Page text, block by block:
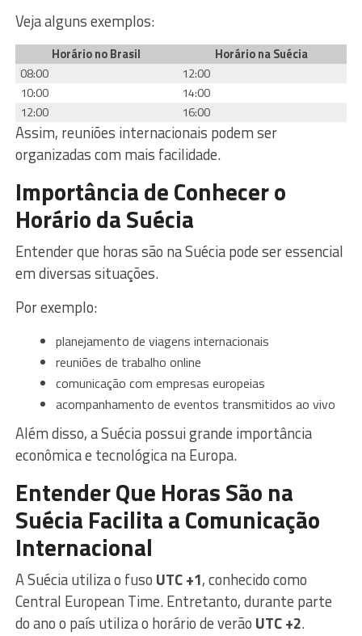
Veja alguns exemplos:
Horário no Brasil
Horário na Suécia
08:00
12:00
10:00
14:00
12:00
16:00
Assim, reuniões internacionais podem ser
organizadas com mais facilidade.
Importância de Conhecer o
Horário da Suécia
Entender que horas são na Suécia pode ser essencial
em diversas situações.
Por exemplo:
planejamento de viagens internacionais
reuniões de trabalho online
comunicação com empresas europeias
acompanhamento de eventos transmitidos ao vivo
Além disso, a Suécia possui grande importância
econômica e tecnológica na Europa.
Entender Que Horas São na
Suécia Facilita a Comunicação
Internacional
A Suécia utiliza o fuso UTC +1, conhecido como
Central European Time. Entretanto, durante parte
do ano o país utiliza o horário de verão UTC +2.